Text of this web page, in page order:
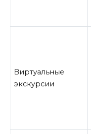
Виртуальные
экскурсии